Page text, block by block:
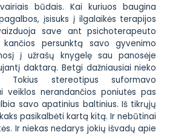
būdais. Kai kuriuos baugina
įsisuks į ilgalaikės terapijos
save ant psichoterapeuto
persunktą savo gyvenimo
į užrašų knygelę sau panosėje
daktarą. Betgi dažniausiai nieko
Tokius stereotipus suformavo
veiklos nerandančios poniutės pas
savo apatinius baltinius. Iš tikrųjų
pasikalbėti kartą kitą. Ir nebūtinai
Ir niekas nedarys jokių išvadų apie